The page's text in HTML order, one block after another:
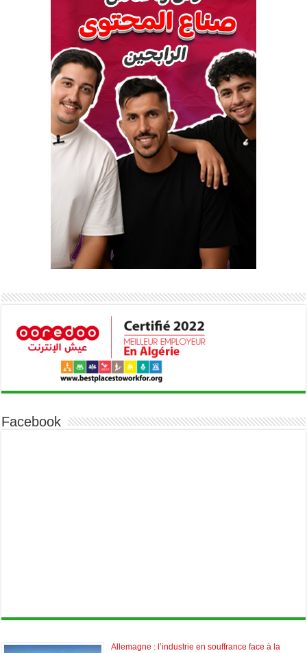
Facebook
Allemagne : l’industrie en souffrance face à la